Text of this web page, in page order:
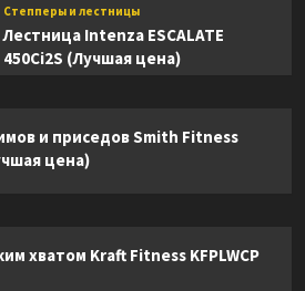
Степперы и лестницы
Лестница Intenza ESCALATE
450Ci2S (Лучшая цена)
и приседов Smith Fitness
цена)
хватом Kraft Fitness KFPLWCP